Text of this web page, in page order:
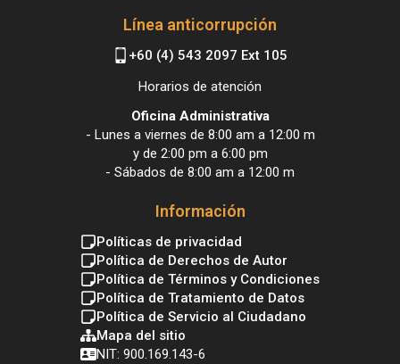
Línea anticorrupción
+60 (4) 543 2097 Ext 105
Horarios de atención
Oficina Administrativa
- Lunes a viernes de 8:00 am a 12:00 m
y de 2:00 pm a 6:00 pm
- Sábados de 8:00 am a 12:00 m
Información
Políticas de privacidad
Política de Derechos de Autor
Política de Términos y Condiciones
Política de Tratamiento de Datos
Política de Servicio al Ciudadano
Mapa del sitio
NIT: 900.169.143-6